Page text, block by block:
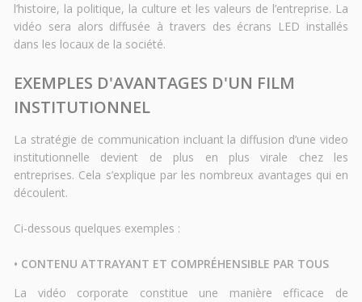
l’histoire, la politique, la culture et les valeurs de l’entreprise. La
vidéo sera alors diffusée à travers des écrans LED installés
dans les locaux de la société.
EXEMPLES D'AVANTAGES D'UN FILM
INSTITUTIONNEL
La stratégie de communication incluant la diffusion d’une video
institutionnelle devient de plus en plus virale chez les
entreprises. Cela s’explique par les nombreux avantages qui en
découlent.
Ci-dessous quelques exemples :
• CONTENU ATTRAYANT ET COMPRÉHENSIBLE PAR TOUS
La vidéo corporate constitue une manière efficace de